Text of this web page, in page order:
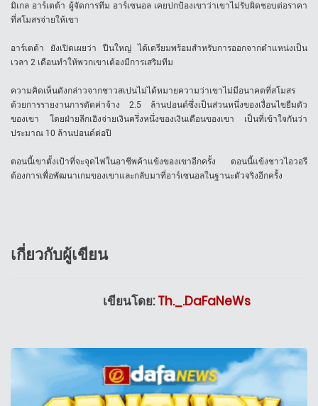
มิเกล อาร์เตต้า ผู้จัดการทีม อาร์เซนอล เคยปกป้องเขาว่าเขาไม่รับผิดชอบต่อราคา
ที่สโมสรจ่ายให้เขา
อาร์เตต้า ยังเปิดเผยว่า ปืนใหญ่ ได้เตรียมพร้อมสำหรับการออกจากตำแหน่งเป็น
เวลา 2 เดือนทำให้พวกเขาเต้องมีการเสริมทีม
ความคิดเห็นดังกล่าวจากชาวสเปนไม่ได้หมายความว่าเขาไม่มีอนาคตที่สโมสร
ด้วยการรายงานการตัดค่าจ้าง 2.5 ล้านปอนด์ซึ่งเป็นส่วนหนึ่งของเงื่อนไขยืมตัว
ของเขา โดยฝ่ายลีกเอิงจ่ายเงินครึ่งหนึ่งของเงินเดือนของเขา เป็นที่เข้าใจกันว่า
ประมาณ 10 ล้านปอนด์ต่อปี
ตอนนี้เขาตั้งเป้าที่จะจุดไฟในอาชีพค้าแข้งของเขาอีกครั้ง ตอนนี้แข้งชาวไอวอรี
ต้องการเพื่อพัฒนาเกมของเขาและกลับมาที่อาร์เซนอลในฐานะตัวจริงอีกครั้ง
เกี่ยวกับผู้เขียน
เขียนโดย:Th._.DaFaNeWs